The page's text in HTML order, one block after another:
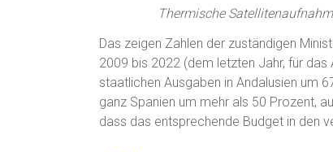
Thermische
Das zeigen Zahlen der zuständigen
2009 bis 2022 (dem letzten Jahr, für
staatlichen Ausgaben in Andalusien um
ganz Spanien um mehr als 50 Prozent,
dass das entsprechende Budget in den